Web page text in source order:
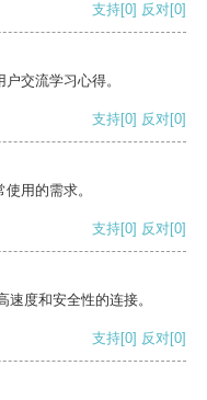
支持[0] 反对[0]
交流学习心得。
支持[0] 反对[0]
用的需求。
支持[0] 反对[0]
度和安全性的连接。
支持[0] 反对[0]